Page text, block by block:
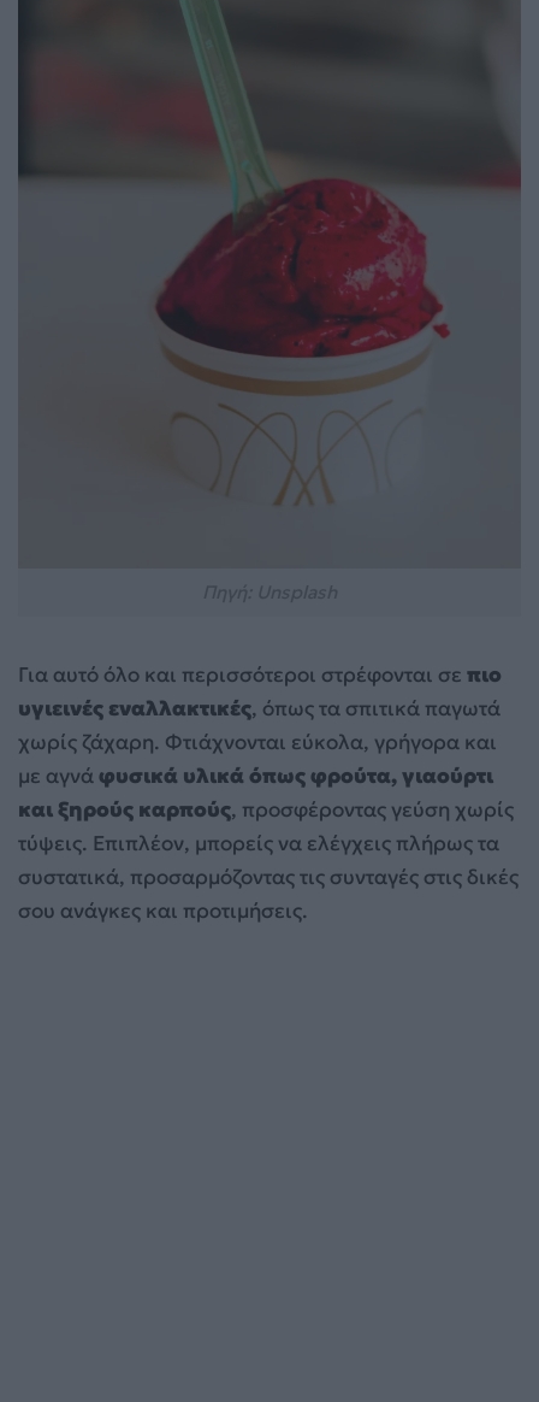
Για αυτό όλο και περισσότεροι στρέφονται σε πιο
υγιεινές εναλλακτικές, όπως τα σπιτικά παγωτά
χωρίς ζάχαρη. Φτιάχνονται εύκολα, γρήγορα και
με αγνάφυσικά υλικά όπως φρούτα, γιαούρτι
και ξηρούς καρπούς, προσφέροντας γεύση χωρίς
τύψεις. Επιπλέον, μπορείς να ελέγχεις πλήρως τα
συστατικά, προσαρμόζοντας τις συνταγές στις δικές
σου ανάγκες και προτιμήσεις.